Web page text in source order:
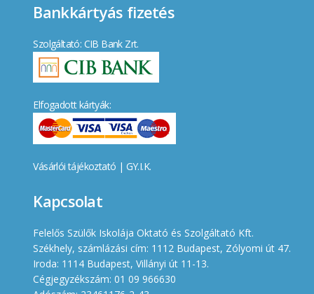
Bankkártyás fizetés
Szolgáltató: CIB Bank Zrt.
Elfogadott kártyák:
Vásárlói tájékoztató | GY.I.K.
Kapcsolat
Felelős Szülők Iskolája Oktató és Szolgáltató Kft.
Székhely, számlázási cím: 1112 Budapest, Zólyomi út 47.
Iroda: 1114 Budapest, Villányi út 11-13.
Cégjegyzékszám: 01 09 966630